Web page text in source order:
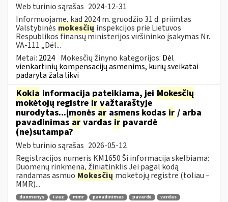
Web turinio sąrašas 2024-12-31
Informuojame, kad 2024 m. gruodžio 31 d. priimtas
Valstybinės mokesčių inspekcijos prie Lietuvos
Respublikos finansų ministerijos viršininko įsakymas Nr.
VA-111 „Dėl...
Metai: 2024 Mokesčių žinyno kategorijos: Dėl
vienkartinių kompensacijų asmenims, kurių sveikatai
padaryta žala likvi
Kokia informacija pateikiama, jei Mokesčių
mokėtojų registre ir važtaraštyje
nurodytas...įmonėsar asmens kodas ir / arba
pavadinimas ar vardas ir pavardė
(ne)sutampa?
Web turinio sąrašas 2026-05-12
Registracijos numeris KM1650 Ši informacija skelbiama:
Duomenų rinkmena, žiniatinklis Jei pagal kodą
randamas asmuo Mokesčių mokėtojų registre (toliau –
MMR)...
duomenys i.vaz mmr pavadinimas pavardė
vardas